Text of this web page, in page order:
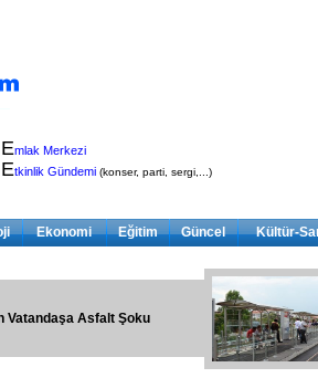
Emlak Merkezi
Etkinlik Gündemi (konser, parti, sergi,...)
Ekonomi Eğitim Güncel Kültür-
Vatandaşa Asfalt Şoku